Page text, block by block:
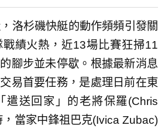
洛杉磯快艇的動作頻頻引發關
績火熱，近13場比賽狂掃11
腳步並未停歇。根據最新消息
易首要任務，是處理日前在東
遣送回家」的老將保羅(Chris
當家中鋒祖巴克(Ivica Zubac)